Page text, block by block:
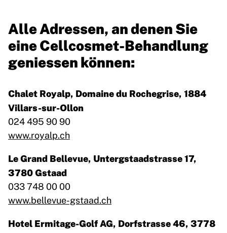
Alle Adressen, an denen Sie
eine Cellcosmet-Behandlung
geniessen können:
Chalet Royalp, Domaine du Rochegrise, 1884
Villars-sur-Ollon
024 495 90 90
www.royalp.ch
Le Grand Bellevue, Untergstaadstrasse 17,
3780 Gstaad
033 748 00 00
www.bellevue-gstaad.ch
Hotel Ermitage-Golf AG, Dorfstrasse 46, 3778